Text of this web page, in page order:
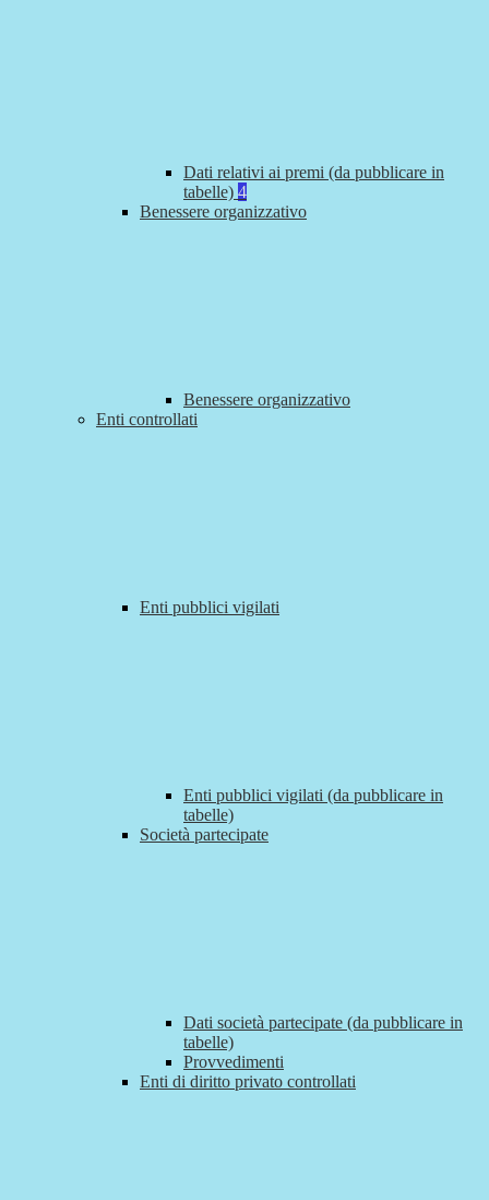
Dati relativi ai premi (da pubblicare in
tabelle) 4
Benessere organizzativo
Benessere organizzativo
Enti controllati
Enti pubblici vigilati
Enti pubblici vigilati (da pubblicare in
tabelle)
Società partecipate
Dati società partecipate (da pubblicare in
tabelle)
Provvedimenti
Enti di diritto privato controllati